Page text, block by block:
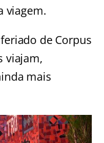
viagem.
de Corpus
viajam,
mais